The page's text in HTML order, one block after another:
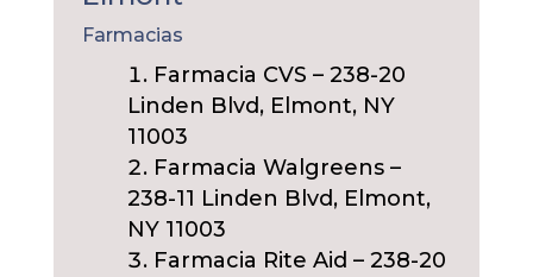
Farmacias
Farmacia CVS – 238-20
Linden Blvd, Elmont, NY
11003
Farmacia Walgreens –
238-11 Linden Blvd, Elmont,
NY 11003
Farmacia Rite Aid – 238-20